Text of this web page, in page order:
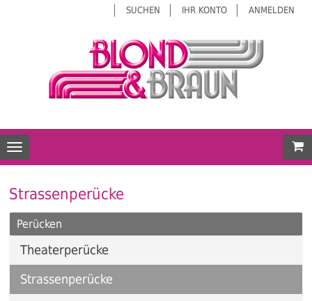
SUCHEN IHR KONTO ANMELDEN
Toggle navigation
Strassenperücke
Perücken
Theaterperücke
Strassenperücke